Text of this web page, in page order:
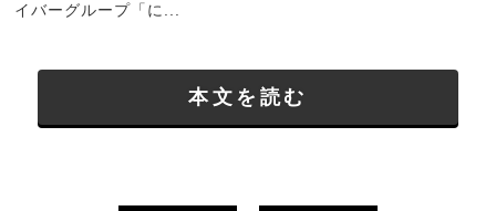
イバーグループ「に...
本文を読む